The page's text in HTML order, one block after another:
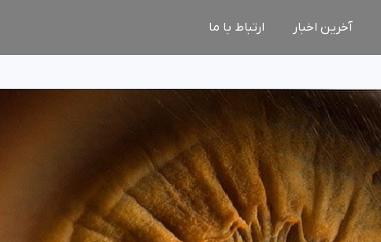
آخرین اخبار ارتباط با ما